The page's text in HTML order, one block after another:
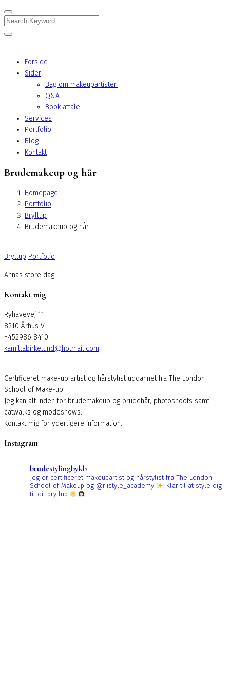
Search
Forside
Sider
Bag om makeupartisten
Q&A
Book aftale
Services
Portfolio
Blog
Kontakt
Brudemakeup og hår
Homepage
Portfolio
Bryllup
Brudemakeup og hår
Bryllup Portfolio
Annas store dag
Kontakt mig
Ryhavevej 11
8210 Århus V
+452986 8410
kamillabirkelund@hotmail.com
Certificeret make-up artist og hårstylist uddannet fra The London
School of Make-up.
Jeg kan alt inden for brudemakeup og brudehår, photoshoots samt
catwalks og modeshows.
Kontakt mig for yderligere information.
Instagram
brudestylingbykb
Jeg er certificeret makeupartist og hårstylist fra The London
School of Makeup og @riistyle_academy
Klar til at style dig
til dit bryllup